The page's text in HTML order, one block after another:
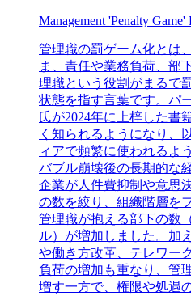
Management 'Penalty Game'
管理職の罰ゲーム化とは
ま、責任や業務負荷、部
理職という役割がまるで
状態を指す言葉です。パ
氏が2024年に上梓した書
く知られるようになり、
ィアで頻繁に使われるよ
バブル崩壊後の長期的な
企業が人件費抑制や意思
の数を絞り、組織階層を
管理職が抱える部下の数
ル）が増加しました。加
や働き方改革、テレワー
負荷の増加も重なり、管
増す一方で、権限や処遇